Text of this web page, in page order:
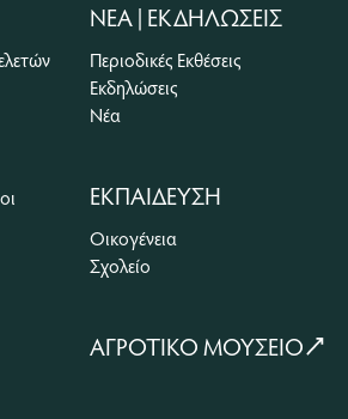
ΝΕΑ | ΕΚΔΗΛΩΣΕΙΣ
Περιοδικές Εκθέσεις
Εκδηλώσεις
Νέα
ΕΚΠΑΙΔΕΥΣΗ
Οικογένεια
Σχολείο
ΑΓΡΟΤΙΚΟ ΜΟΥΣΕΙΟ